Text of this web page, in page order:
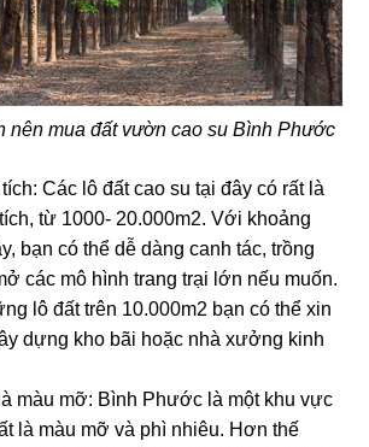
nên mua đất vườn cao su Bình Phước
Các lô đất cao su tại đây có rất là
từ 1000- 20.000m2. Với khoảng
bạn có thể dễ dàng canh tác, trồng
các mô hình trang trại lớn nếu muốn.
lô đất trên 10.000m2 bạn có thể xin
dựng kho bãi hoặc nhà xưởng kinh
màu mỡ: Bình Phước là một khu vực
là màu mỡ và phì nhiêu. Hơn thế